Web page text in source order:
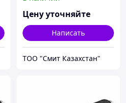
Цену уточняйте
Написать
ТОО "Смит Казахстан"